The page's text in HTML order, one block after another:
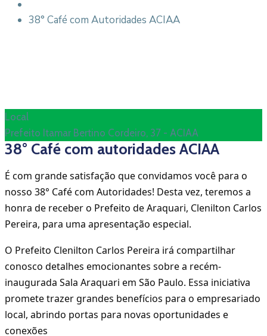
38° Café com Autoridades ACIAA
Local
Prefeito Itamar Bertino Cordeiro, 37 - ACIAA
38° Café com autoridades ACIAA
É com grande satisfação que convidamos você para o
nosso 38° Café com Autoridades! Desta vez, teremos a
honra de receber o Prefeito de Araquari, Clenilton Carlos
Pereira, para uma apresentação especial.
O Prefeito Clenilton Carlos Pereira irá compartilhar
conosco detalhes emocionantes sobre a recém-
inaugurada Sala Araquari em São Paulo. Essa iniciativa
promete trazer grandes benefícios para o empresariado
local, abrindo portas para novas oportunidades e
conexões